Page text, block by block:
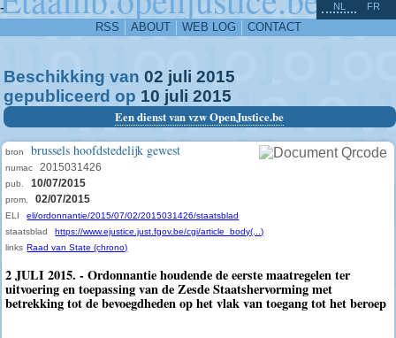
-
RSS ABOUT WEB LOG CONTACT
NL FR
Beschikking van 02 juli 2015
gepubliceerd op 10 juli 2015
Een dienst van vzw OpenJustice.be
bron brussels hoofdstedelijk gewest
numac 2015031426
pub. 10/07/2015
prom. 02/07/2015
ELI
eli/ordonnantie/2015/07/02/2015031426/staatsblad
staatsblad
https://www.ejustice.just.fgov.be/cgi/article_body(...)
links Raad van State (chrono)
2 JULI 2015. - Ordonnantie houdende de eerste maatregelen ter
uitvoering en toepassing van de Zesde Staatshervorming met
betrekking tot de bevoegdheden op het vlak van toegang tot het beroep
^